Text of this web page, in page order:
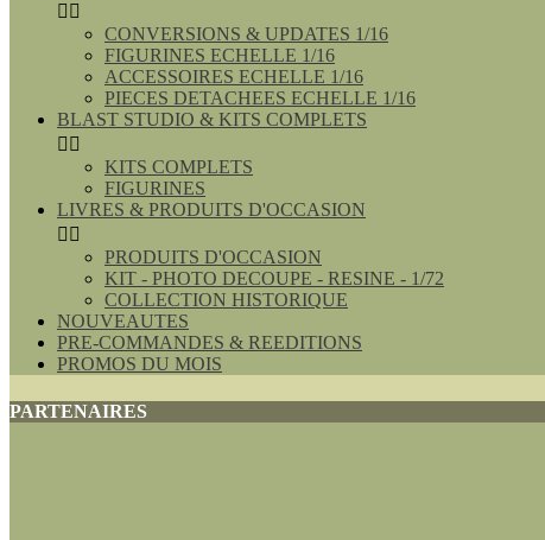
 
CONVERSIONS & UPDATES 1/16
FIGURINES ECHELLE 1/16
ACCESSOIRES ECHELLE 1/16
PIECES DETACHEES ECHELLE 1/16
BLAST STUDIO & KITS COMPLETS
 
KITS COMPLETS
FIGURINES
LIVRES & PRODUITS D'OCCASION
 
PRODUITS D'OCCASION
KIT - PHOTO DECOUPE - RESINE - 1/72
COLLECTION HISTORIQUE
NOUVEAUTES
PRE-COMMANDES & REEDITIONS
PROMOS DU MOIS
PARTENAIRES